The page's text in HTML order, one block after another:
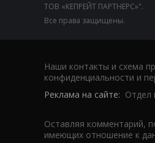
ТОВ «КЕПРЕЙТ ПАРТНЕРС»".
Все права защищены.
Наши контакты и схема
конфиденциальности и
Реклама на сайте: Отдел
Оставляя комментарий,
имеющих отношение к